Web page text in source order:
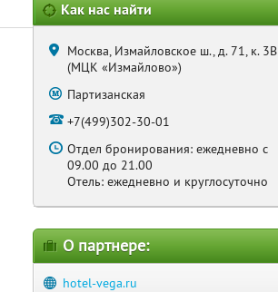
Как нас найти
Москва, Измайловское ш., д. 71, к. 3В
(МЦК «Измайлово»)
Партизанская
+7(499)302-30-01
Отдел бронирования: ежедневно с
09.00 до 21.00
Отель: ежедневно и круглосуточно
О партнере:
hotel-vega.ru